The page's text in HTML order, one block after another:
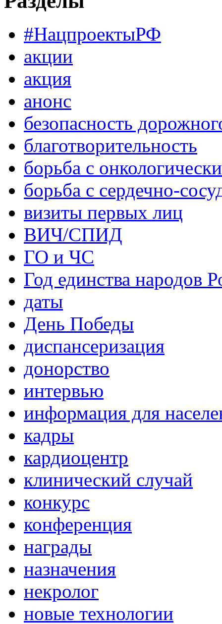
#НацпроектыРФ
акции
акция
анонс
безопасность
благотворительность
борьба с
борьба с сердечно-
визиты первых лиц
ВИЧ/СПИД
ГО и ЧС
Год единства народов
даты
День Победы
диспансеризация
донорство
интервью
информация для
кадры
кардиоцентр
клинический случай
конкурс
конференция
награды
назначения
некролог
новые технологии